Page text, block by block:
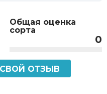
Общая оценка
сорта
0
ОТЗЫВ